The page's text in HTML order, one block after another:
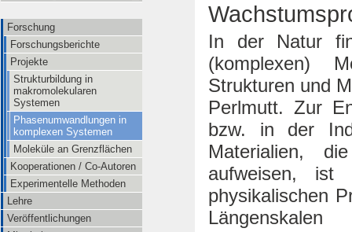
Forschung
Forschungsberichte
Projekte
Strukturbildung in
makromolekularen
Systemen
Phasenumwandlungen in
komplexen Systemen
Moleküle an Grenzflächen
Kooperationen / Co-Autoren
Experimentelle Methoden
Lehre
Veröffentlichungen
In der Natur
(komplexen)
Strukturen und
Perlmutt. Zur
bzw. in der
Materialien,
aufweisen, ist
physikalischen